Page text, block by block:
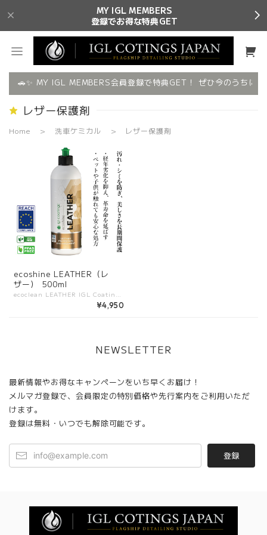
MY IGL MEMBERS
登録でお得な特典GET
🚗✨ MY IGL MEMBERS会員登録で特典GET！ ぜひ今のうちにご
レザー保護剤
Home 洗車ケミカル レザー保護剤
ecoshine LEATHER（レ
ザー） 500ml
¥4,950
NEWSLETTER
最新情報やお得なキャンペーンをいち早くお届け！
メルマガ登録で、会員限定の特別価格や先行案内をご利用いただ
けます。
登録は無料・いつでも解除可能です。
登録